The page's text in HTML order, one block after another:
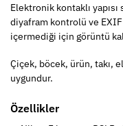
Elektronik kontaklı
diyafram kontrolü ve
içermediği için görüntü
Çiçek, böcek, ürün, takı,
uygundur.
Özellikler